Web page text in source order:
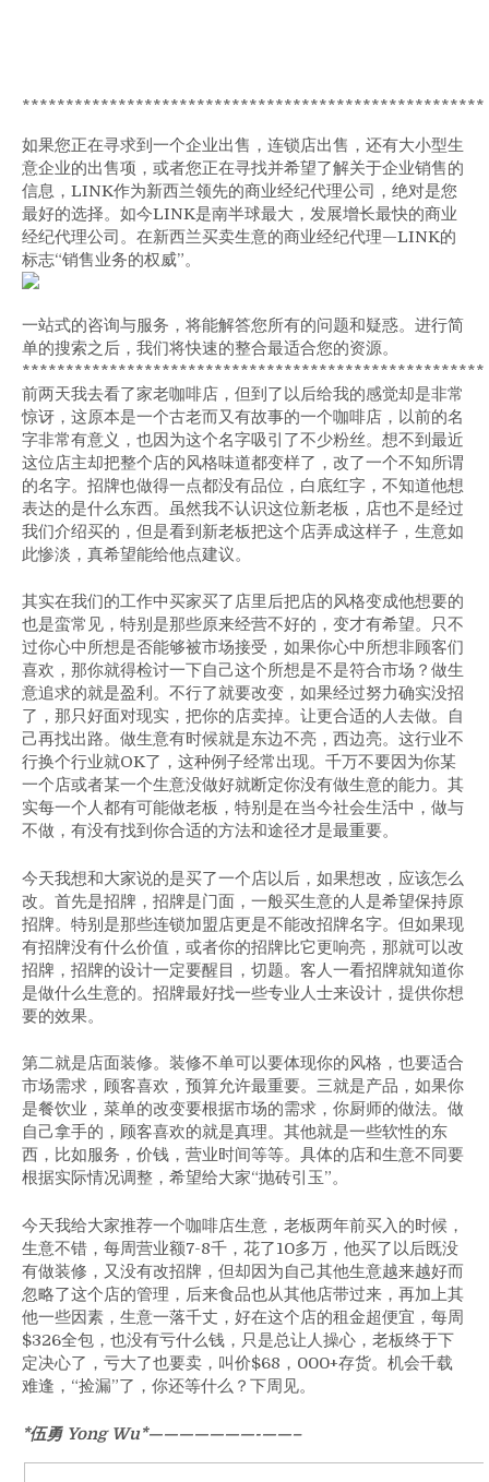
如果您正在寻求到一个企业出售，连锁店出售，还有大小型生
意企业的出售项，或者您正在寻找并希望了解关于企业销售的
信息，LINK作为新西兰领先的商业经纪代理公司，绝对是您
最好的选择。如今LINK是南半球最大，发展增长最快的商业
经纪代理公司。在新西兰买卖生意的商业经纪代理—LINK的
标志“销售业务的权威”。
一站式的咨询与服务，将能解答您所有的问题和疑惑。进行简
单的搜索之后，我们将快速的整合最适合您的资源。
前两天我去看了家老咖啡店，但到了以后给我的感觉却是非常
惊讶，这原本是一个古老而又有故事的一个咖啡店，以前的名
字非常有意义，也因为这个名字吸引了不少粉丝。想不到最近
这位店主却把整个店的风格味道都变样了，改了一个不知所谓
的名字。招牌也做得一点都没有品位，白底红字，不知道他想
表达的是什么东西。虽然我不认识这位新老板，店也不是经过
我们介绍买的，但是看到新老板把这个店弄成这样子，生意如
此惨淡，真希望能给他点建议。
其实在我们的工作中买家买了店里后把店的风格变成他想要的
也是蛮常见，特别是那些原来经营不好的，变才有希望。只不
过你心中所想是否能够被市场接受，如果你心中所想非顾客们
喜欢，那你就得检讨一下自己这个所想是不是符合市场？做生
意追求的就是盈利。不行了就要改变，如果经过努力确实没招
了，那只好面对现实，把你的店卖掉。让更合适的人去做。自
己再找出路。做生意有时候就是东边不亮，西边亮。这行业不
行换个行业就OK了，这种例子经常出现。千万不要因为你某
一个店或者某一个生意没做好就断定你没有做生意的能力。其
实每一个人都有可能做老板，特别是在当今社会生活中，做与
不做，有没有找到你合适的方法和途径才是最重要。
今天我想和大家说的是买了一个店以后，如果想改，应该怎么
改。首先是招牌，招牌是门面，一般买生意的人是希望保持原
招牌。特别是那些连锁加盟店更是不能改招牌名字。但如果现
有招牌没有什么价值，或者你的招牌比它更响亮，那就可以改
招牌，招牌的设计一定要醒目，切题。客人一看招牌就知道你
是做什么生意的。招牌最好找一些专业人士来设计，提供你想
要的效果。
第二就是店面装修。装修不单可以要体现你的风格，也要适合
市场需求，顾客喜欢，预算允许最重要。三就是产品，如果你
是餐饮业，菜单的改变要根据市场的需求，你厨师的做法。做
自己拿手的，顾客喜欢的就是真理。其他就是一些软性的东
西，比如服务，价钱，营业时间等等。具体的店和生意不同要
根据实际情况调整，希望给大家“抛砖引玉”。
今天我给大家推荐一个咖啡店生意，老板两年前买入的时候，
生意不错，每周营业额7-8千，花了10多万，他买了以后既没
有做装修，又没有改招牌，但却因为自己其他生意越来越好而
忽略了这个店的管理，后来食品也从其他店带过来，再加上其
他一些因素，生意一落千丈，好在这个店的租金超便宜，每周
$326全包，也没有亏什么钱，只是总让人操心，老板终于下
定决心了，亏大了也要卖，叫价$68，000+存货。机会千载
难逢，“捡漏”了，你还等什么？下周见。
*伍勇 Yong Wu*———————-——–